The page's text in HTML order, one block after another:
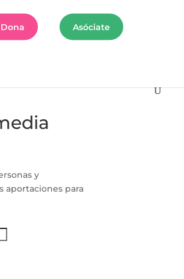
Dona Asóciate
y
aportaciones para